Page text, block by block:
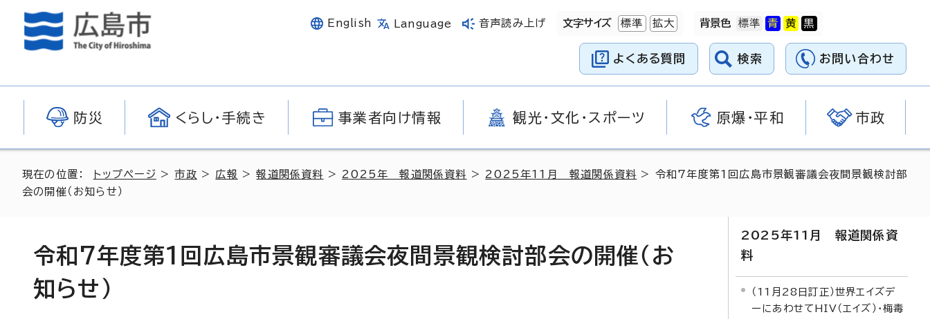
English Language 音声読み上げ 文字サイズ 標準 拡大 背景色
よくある質問 検索 お問い合わせ
防災 くらし・手続き 事業者向け情報 観光・文化・スポーツ 原爆・平和 市政
現在の位置： トップページ >市政 > 広報 >報道関係資料 > 2025年 報道関係資料 > 2025年11月 報道関係資料 > 令和7年度第1回広島市景観審議会夜間景観検討部
会の開催（お知らせ）
令和7年度第1回広島市景観審議会夜間景観検討部会の開催（お
知らせ）
2025年11月 報道関係資
料
（11月28日訂正）世界エイズデ
ーにあわせてHIV（エイズ）・梅毒